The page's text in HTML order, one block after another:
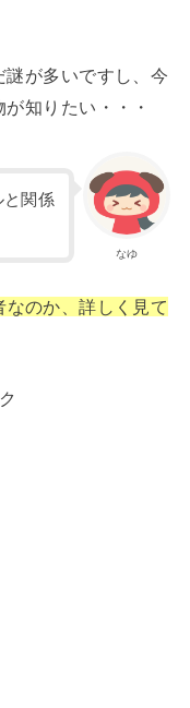
が多いですし、今
知りたい・・・
なゆ
と関係
のか、詳しく見て